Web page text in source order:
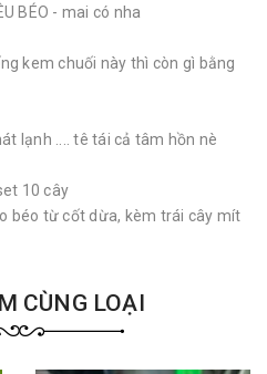
BÉO - mai có nha
kem chuối này thì còn gì bằng
lạnh .... tê tái cả tâm hồn nè
10 cây
béo từ cốt dừa, kèm trái cây mít
CÙNG LOẠI